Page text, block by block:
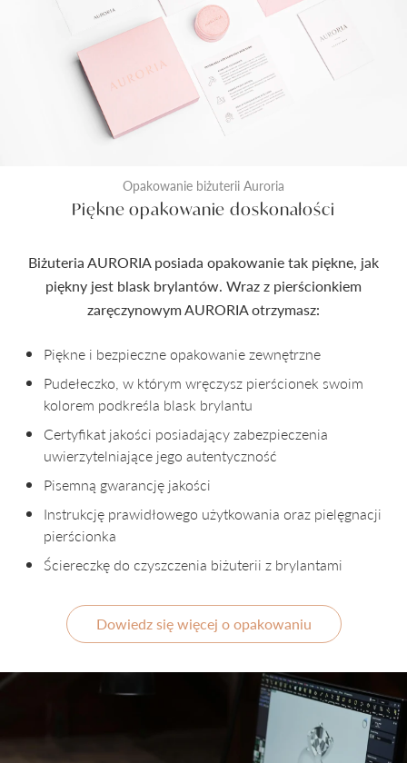
Opakowanie biżuterii Auroria
Piękne opakowanie doskonałości
Biżuteria AURORIA posiada opakowanie tak piękne, jak
piękny jest blask brylantów. Wraz z pierścionkiem
zaręczynowym AURORIA otrzymasz:
Piękne i bezpieczne opakowanie zewnętrzne
Pudełeczko, w którym wręczysz pierścionek swoim
kolorem podkreśla blask brylantu
Certyfikat jakości posiadający zabezpieczenia
uwierzytelniające jego autentyczność
Pisemną gwarancję jakości
Instrukcję prawidłowego użytkowania oraz pielęgnacji
pierścionka
Ściereczkę do czyszczenia biżuterii z brylantami
Dowiedz się więcej o opakowaniu